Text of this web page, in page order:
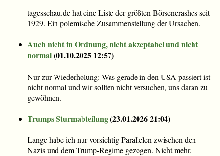
tagesschau.de hat eine Liste der größten Börsencrashes seit
1929. Ein polemische Zusammenstellung der Ursachen.
Auch nicht in Ordnung, nicht akzeptabel und nicht
normal(01.10.2025 12:57)
Nur zur Wiederholung: Was gerade in den USA passiert ist
nicht normal und wir sollten nicht versuchen, uns daran zu
gewöhnen.
Trumps Sturmabteilung(23.01.2026 21:04)
Lange habe ich nur vorsichtig Parallelen zwischen den
Nazis und dem Trump-Regime gezogen. Nicht mehr.